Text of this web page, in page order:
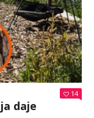
14
daje